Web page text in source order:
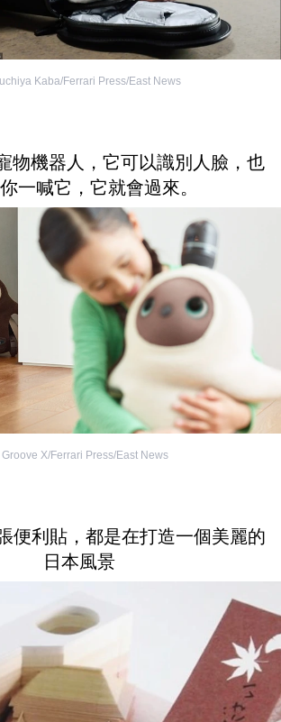
Kaba/Ferrari Press/East News
物機器人，它可以識別人臉，也
一喊它，它就會過來。
Groove X/Ferrari Press/East News
便利貼，都是在打造一個美麗的
日本風景